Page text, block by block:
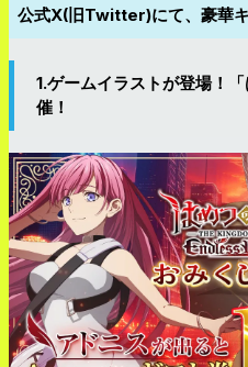
公式X(旧Twitter)にて、豪華キ
1.ゲームイラストが登場！
催！